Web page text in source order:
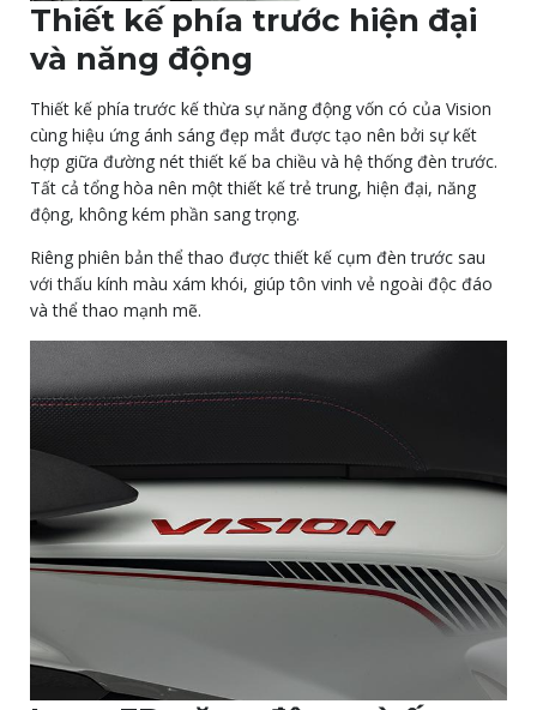
Thiết kế phía trước hiện đại
và năng động
Thiết kế phía trước kế thừa sự năng động vốn có của Vision
cùng hiệu ứng ánh sáng đẹp mắt được tạo nên bởi sự kết
hợp giữa đường nét thiết kế ba chiều và hệ thống đèn trước.
Tất cả tổng hòa nên một thiết kế trẻ trung, hiện đại, năng
động, không kém phần sang trọng.
Riêng phiên bản thể thao được thiết kế cụm đèn trước sau
với thấu kính màu xám khói, giúp tôn vinh vẻ ngoài độc đáo
và thể thao mạnh mẽ.